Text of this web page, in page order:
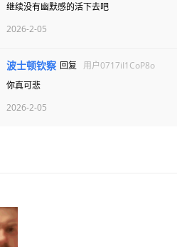
继续没有幽默感的活下去吧
2026-2-05
波士顿钦察 回复
用户0717iI1CoP8o
你真可悲
2026-2-05